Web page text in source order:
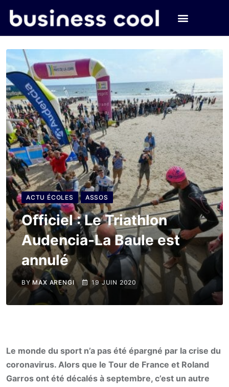
ACTU ÉCOLES ASSOS
Officiel : Le Triathlon
Audencia-La Baule est
annulé
BYMAX ARENGI 19 JUIN 2020
Le monde du sport n’a pas été épargné par la crise du
coronavirus. Alors que le Tour de France et Roland
Garros ont été décalés à septembre, c’est un autre